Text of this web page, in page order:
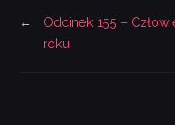
←
Odcinek 155 –
roku